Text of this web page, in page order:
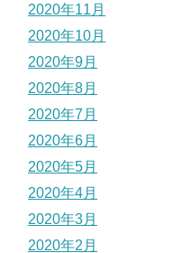
2020年11月
2020年10月
2020年9月
2020年8月
2020年7月
2020年6月
2020年5月
2020年4月
2020年3月
2020年2月